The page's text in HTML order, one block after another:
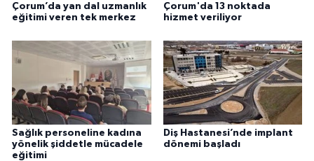
Çorum’da yan dal uzmanlık
eğitimi veren tek merkez
Çorum'da 13 noktada
hizmet veriliyor
Sağlık personeline kadına
yönelik şiddetle mücadele
eğitimi
Diş Hastanesi’nde implant
dönemi başladı